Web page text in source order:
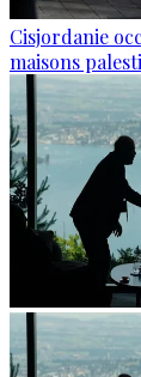
Cisjordanie
maisons